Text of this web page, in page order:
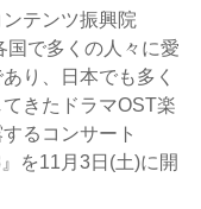
テンツ振興院
国で多くの人々に愛
り、日本でも多く
きたドラマOST楽
るコンサート
を11月3日(土)に開